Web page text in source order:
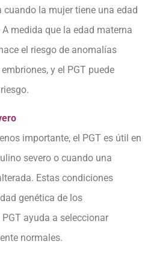
cuando la mujer tiene una edad
medida que la edad materna
el riesgo de anomalías
y el PGT puede
importante, el PGT es útil en
severo o cuando una
Estas condiciones
genética de los
ayuda a seleccionar
normales.